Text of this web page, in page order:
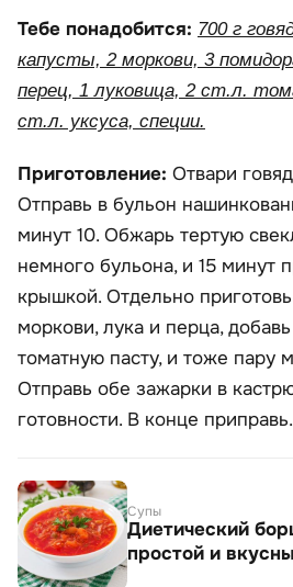
Тебе понадобится: 700 г
капусты, 2 моркови, 3
перец, 1 луковица, 2 ст.л.
ст.л. уксуса, специи.
Приготовление: Отвари
Отправь в бульон
минут 10. Обжарь тертую
немного бульона, и 15 минут
крышкой. Отдельно
моркови, лука и перца,
томатную пасту, и тоже пару
Отправь обе зажарки в
готовности. В конце приправь.
Супы
Диетический
простой и